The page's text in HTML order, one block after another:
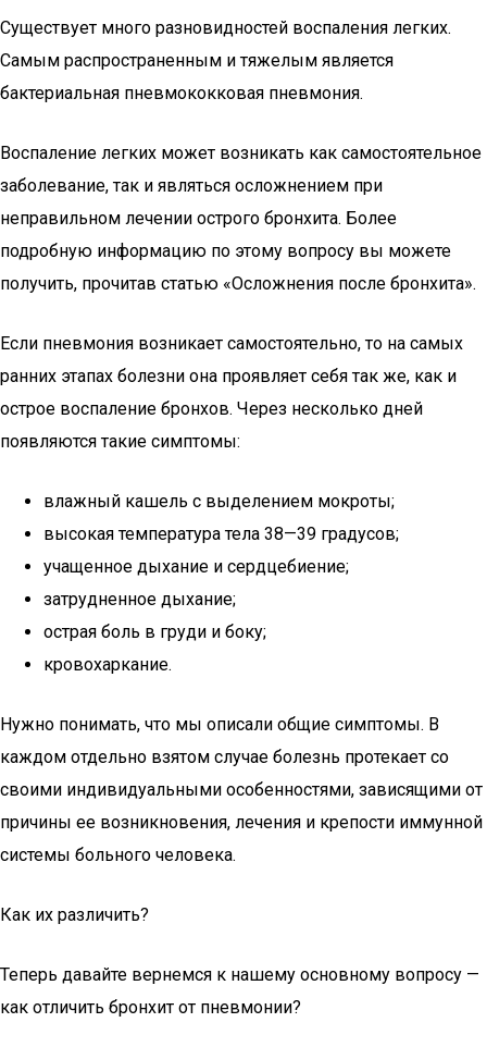
Существует много разновидностей воспаления легких.
Самым распространенным и тяжелым является
бактериальная пневмококковая пневмония.
Воспаление легких может возникать как самостоятельное
заболевание, так и являться осложнением при
неправильном лечении острого бронхита. Более
подробную информацию по этому вопросу вы можете
получить, прочитав статью «Осложнения после бронхита».
Если пневмония возникает самостоятельно, то на самых
ранних этапах болезни она проявляет себя так же, как и
острое воспаление бронхов. Через несколько дней
появляются такие симптомы:
влажный кашель с выделением мокроты;
высокая температура тела 38—39 градусов;
учащенное дыхание и сердцебиение;
затрудненное дыхание;
острая боль в груди и боку;
кровохаркание.
Нужно понимать, что мы описали общие симптомы. В
каждом отдельно взятом случае болезнь протекает со
своими индивидуальными особенностями, зависящими от
причины ее возникновения, лечения и крепости иммунной
системы больного человека.
Как их различить?
Теперь давайте вернемся к нашему основному вопросу —
как отличить бронхит от пневмонии?